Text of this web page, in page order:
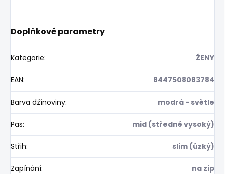
Doplňkové parametry
Kategorie: ŽENY
EAN: 8447508083784
Barva džínoviny: modrá - světle
Pas: mid (středně vysoký)
Střih: slim (úzký)
Zapínání: na zip